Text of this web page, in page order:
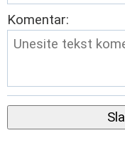
Komentar: